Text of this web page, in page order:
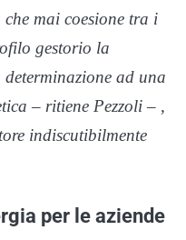
mai coesione tra i
gestorio la
determinazione ad una
– ritiene Pezzoli – ,
indiscutibilmente
per le aziende